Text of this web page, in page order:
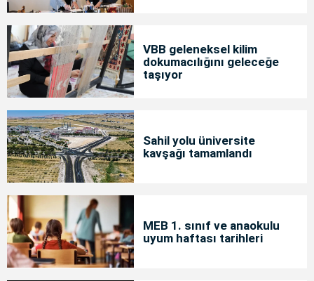
VBB geleneksel kilim
dokumacılığını geleceğe
taşıyor
Sahil yolu üniversite
kavşağı tamamlandı
MEB 1. sınıf ve anaokulu
uyum haftası tarihleri